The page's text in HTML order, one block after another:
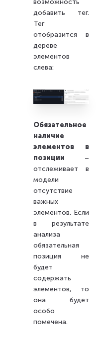
возможность
добавить тег.
Тег
отобразится в
дереве
элементов
слева:
Обязательное
наличие
элементов в
позиции –
отслеживает в
модели
отсутствие
важных
элементов. Если
в результате
анализа
обязательная
позиция не
будет
содержать
элементов, то
она будет
особо
помечена.